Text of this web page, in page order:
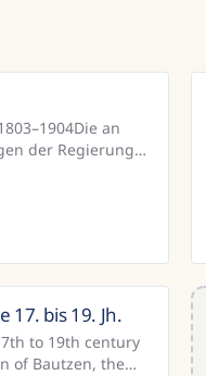
an
der Regierung
den
den sogenannt...
Deutschland
17. bis 19. Jh.
to 19th century
of Bautzen, the